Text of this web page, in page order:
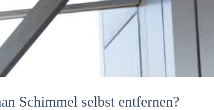
Schimmel selbst entfernen?